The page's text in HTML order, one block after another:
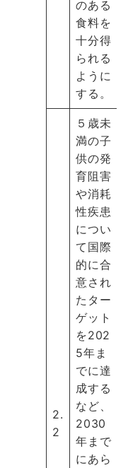
のある
食料を
十分得
られる
ように
する。
2.
2
５歳未
満の子
供の発
育阻害
や消耗
性疾患
につい
て国際
的に合
意され
たター
ゲット
を202
5年ま
でに達
成する
など、
2030
年まで
にあら